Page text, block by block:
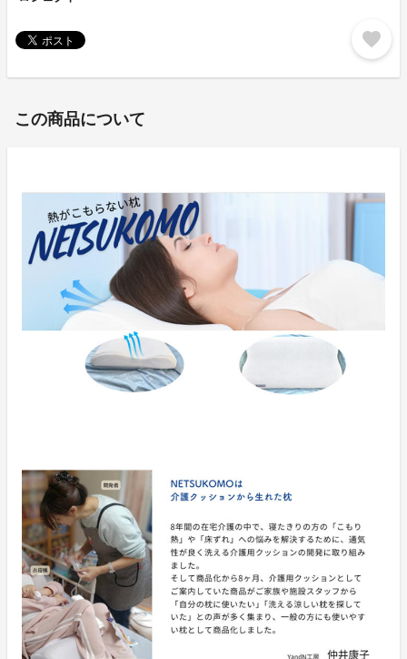
favorite
この商品について